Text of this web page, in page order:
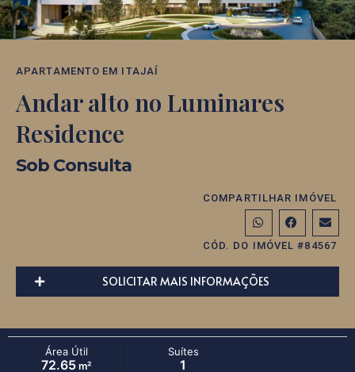
APARTAMENTO EM ITAJAÍ
Andar alto no Luminares
Residence
Sob Consulta
COMPARTILHAR IMÓVEL
CÓD. DO IMÓVEL #84567
SOLICITAR MAIS INFORMAÇÕES
Área Útil
72.65 m²
Suítes
1